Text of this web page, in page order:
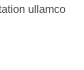
ullamco